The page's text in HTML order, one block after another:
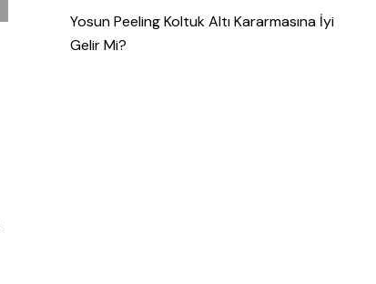
Yosun Peeling Koltuk Altı Kararmasına İyi
Gelir Mi?